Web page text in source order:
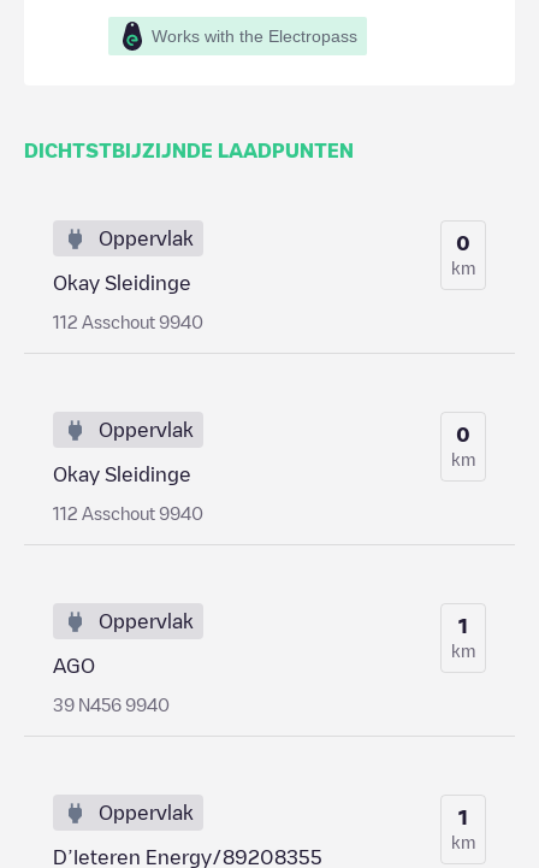
Works with the Electropass
DICHTSTBIJZIJNDE LAADPUNTEN
Oppervlak
Okay Sleidinge
112 Asschout 9940
0
km
Oppervlak
Okay Sleidinge
112 Asschout 9940
0
km
Oppervlak
AGO
39 N456 9940
1
km
Oppervlak
D’Ieteren Energy/89208355
1
km